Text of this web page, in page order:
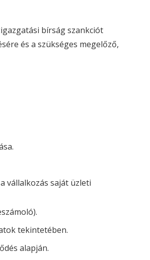
bírság szankciót
és a szükséges megelőző,
vállalkozás saját üzleti
).
tekintetében.
alapján.